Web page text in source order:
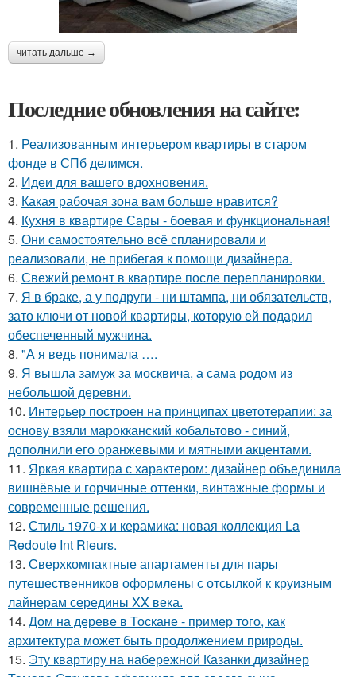
читать дальше →
Последние обновления на сайте:
1. Реализованным интерьером квартиры в старом
фонде в СПб делимся.
2. Идеи для вашего вдохновения.
3. Какая рабочая зона вам больше нравится?
4. Кухня в квартире Сары - боевая и функциональная!
5. Они самостоятельно всё спланировали и
реализовали, не прибегая к помощи дизайнера.
6. Свежий ремонт в квартире после перепланировки.
7. Я в браке, а у подруги - ни штампа, ни обязательств,
зато ключи от новой квартиры, которую ей подарил
обеспеченный мужчина.
8. "А я ведь понимала ….
9. Я вышла замуж за москвича, а сама родом из
небольшой деревни.
10. Интерьер построен на принципах цветотерапии: за
основу взяли марокканский кобальтово - синий,
дополнили его оранжевыми и мятными акцентами.
11. Яркая квартира с характером: дизайнер объединила
вишнёвые и горчичные оттенки, винтажные формы и
современные решения.
12. Стиль 1970-х и керамика: новая коллекция La
Redoute Int Rieurs.
13. Сверхкомпактные апартаменты для пары
путешественников оформлены с отсылкой к круизным
лайнерам середины XX века.
14. Дом на дереве в Тоскане - пример того, как
архитектура может быть продолжением природы.
15. Эту квартиру на набережной Казанки дизайнер